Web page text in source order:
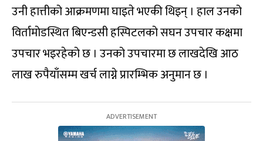
उनी हात्तीको आक्रमणमा घाइते भएकी थिइन् । हाल उनको
विर्तामोडस्थित बिएन्डसी हस्पिटलको सघन उपचार कक्षमा
उपचार भइरहेको छ । उनको उपचारमा छ लाखदेखि आठ
लाख रुपैयाँसम्म खर्च लाग्ने प्रारम्भिक अनुमान छ ।